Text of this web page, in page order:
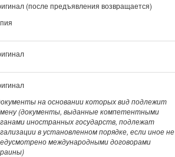
(после предъявления возвращается)
на основании которых вид подлежит
(документы, выданные компетентными
иностранных государств, подлежат
в установленном порядке, если иное не
международными договорами